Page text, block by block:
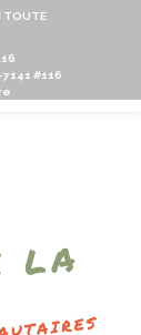
TOUTE
7141 #116